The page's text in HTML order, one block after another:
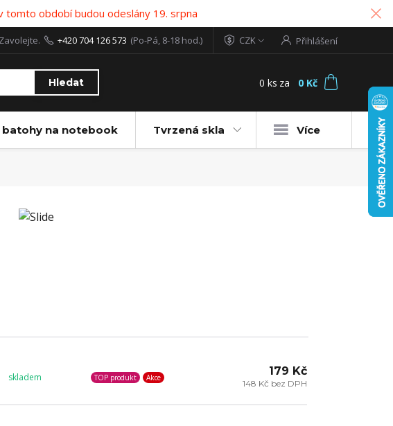
tomto období budou odeslány 19. srpna
CZK Přihlášení
Hledat
+420 704 126 573 (Po-Pá, 8-18 hod.)
0 ks za 0 Kč
batohy na notebook Tvrzená skla Více
skladem TOP produkt Akce 179 Kč
148 Kč bez DPH